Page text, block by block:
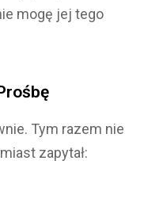
mogę jej tego
Tym razem nie
zapytał: